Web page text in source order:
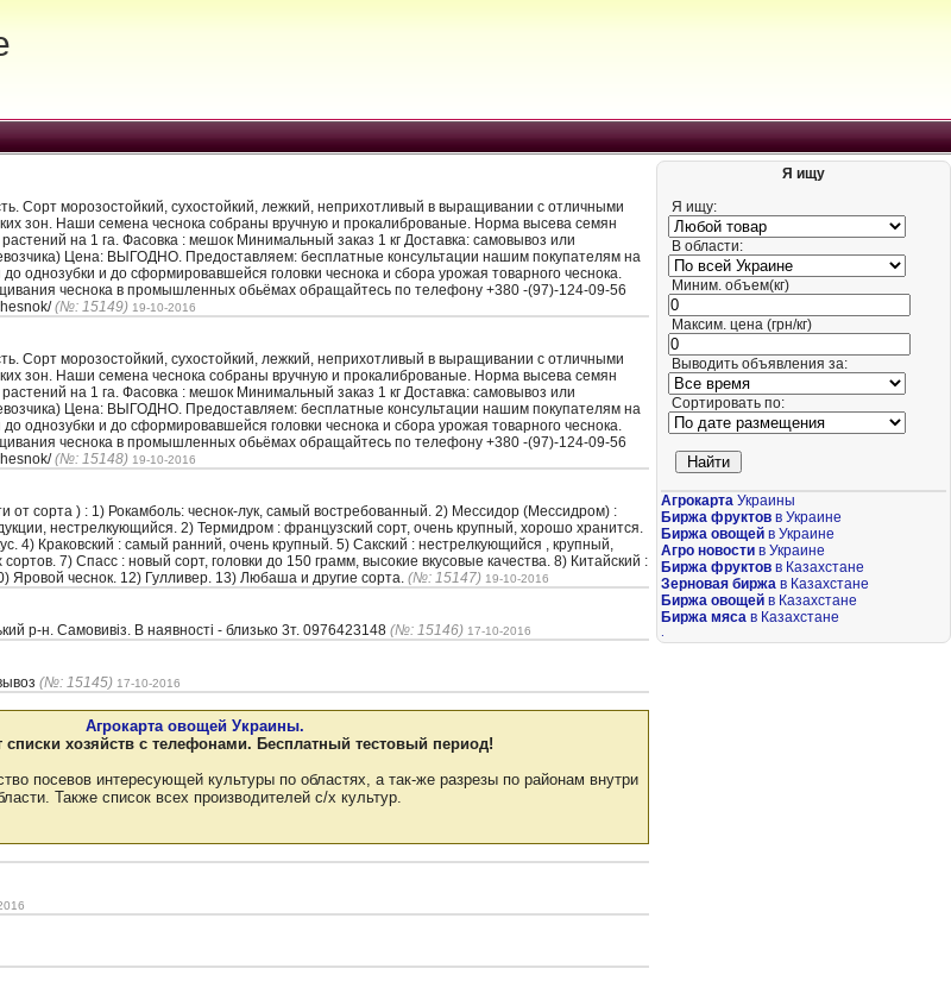
Я ищу
Я ищу:
В области:
Миним. объем(кг)
Максим. цена (грн/кг)
Выводить объявления за:
Сортировать по:
Агрокарта Украины
Биржа фруктов в Украине
Биржа овощей в Украине
Агро новости в Украине
Биржа фруктов в Казахстане
Зерновая биржа в Казахстане
Биржа овощей в Казахстане
Биржа мяса в Казахстане
Сорт морозостойкий, сухостойкий, лежкий, неприхотливый в выращивании с отличными
зон. Наши семена чеснока собраны вручную и прокалиброваные. Норма высева семян
на 1 га. Фасовка : мешок Минимальный заказ 1 кг Доставка: самовывоз или
Цена: ВЫГОДНО. Предоставляем: бесплатные консультации нашим покупателям на
однозубки и до сформировавшейся головки чеснока и сбора урожая товарного чеснока.
чеснока в промышленных обьёмах обращайтесь по телефону +380 -(97)-124-09-56
(№: 15149) 19-10-2016
Сорт морозостойкий, сухостойкий, лежкий, неприхотливый в выращивании с отличными
зон. Наши семена чеснока собраны вручную и прокалиброваные. Норма высева семян
на 1 га. Фасовка : мешок Минимальный заказ 1 кг Доставка: самовывоз или
Цена: ВЫГОДНО. Предоставляем: бесплатные консультации нашим покупателям на
однозубки и до сформировавшейся головки чеснока и сбора урожая товарного чеснока.
чеснока в промышленных обьёмах обращайтесь по телефону +380 -(97)-124-09-56
(№: 15148) 19-10-2016
от сорта ) : 1) Рокамболь: чеснок-лук, самый востребованный. 2) Мессидор (Мессидром) :
нестрелкующийся. 2) Термидром : французский сорт, очень крупный, хорошо хранится.
4) Краковский : самый ранний, очень крупный. 5) Сакский : нестрелкующийся , крупный,
7) Спасс : новый сорт, головки до 150 грамм, высокие вкусовые качества. 8) Китайский :
Яровой чеснок. 12) Гулливер. 13) Любаша и другие сорта. (№: 15147) 19-10-2016
р-н. Самовивіз. В наявності - близько 3т. 0976423148 (№: 15146) 17-10-2016
(№: 15145) 17-10-2016
Агрокарта овощей Украины.
списки хозяйств с телефонами. Бесплатный тестовый период!
посевов интересующей культуры по областях, а так-же разрезы по районам внутри
Также список всех производителей с/х культур.